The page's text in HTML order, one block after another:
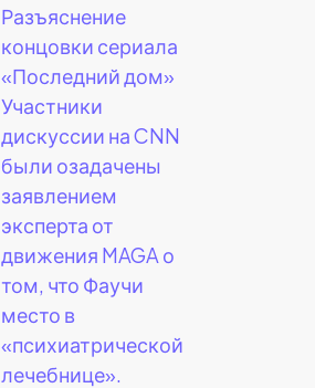
Разъяснение
концовки сериала
«Последний дом»
Участники
дискуссии на CNN
были озадачены
заявлением
эксперта от
движения MAGA о
том, что Фаучи
место в
«психиатрической
лечебнице».